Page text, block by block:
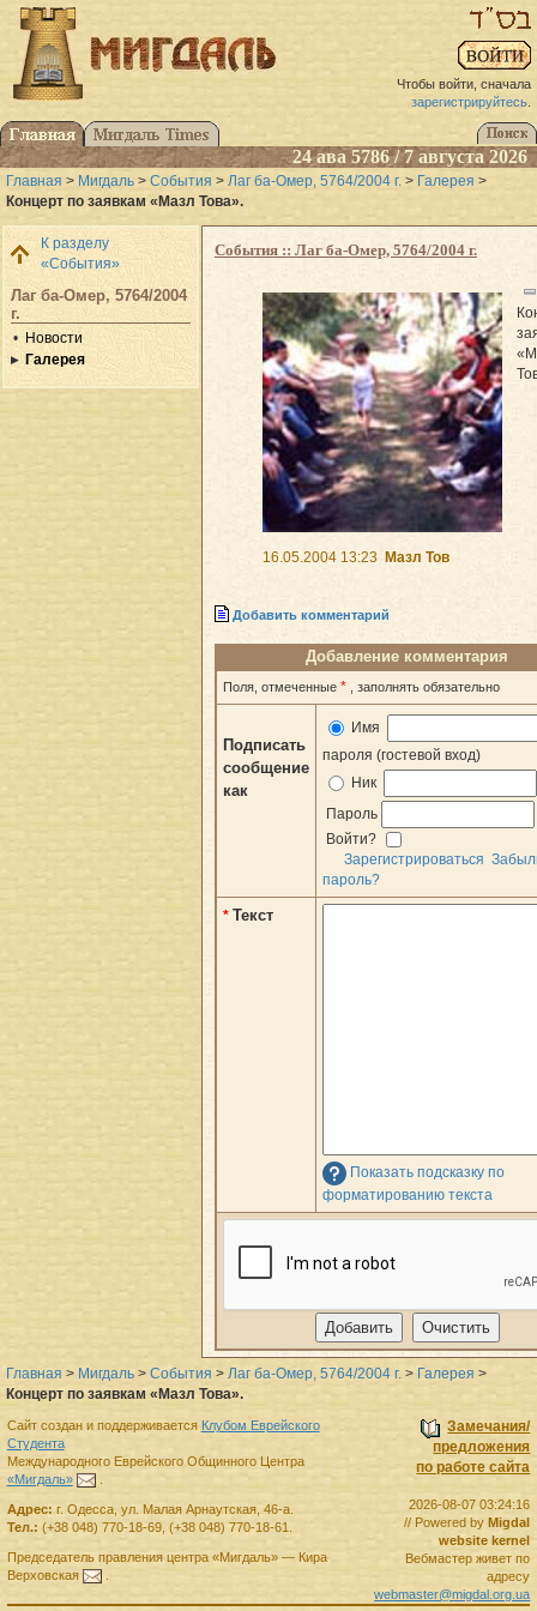
Чтобы войти, сначала
зарегистрируйтесь.
24 ава 5786 / 7 августа 2026
Главная > Мигдаль > События > Лаг ба-Омер, 5764/2004 г. > Галерея >
Концерт по заявкам «Мазл Това».
К разделу
«События»
Лаг ба-Омер, 5764/2004
г.
Новости
Галерея
События :: Лаг ба-Омер, 5764/2004 г.
16.05.2004 13:23 Мазл Тов
Добавить комментарий
Добавление комментария
Поля, отмеченные * , заполнять обязательно
Подписать
сообщение
как
Имя
пароля (гостевой вход)
Ник
Пароль
Войти?
Зарегистрироваться
пароль?
* Текст
Показать подсказку по
форматированию текста
Главная > Мигдаль > События > Лаг ба-Омер, 5764/2004 г. > Галерея >
Концерт по заявкам «Мазл Това».
Замечания/
предложения
по работе сайта
2026-08-07 03:24:16
// Powered byMigdal
website kernel
Вебмастер живет по
адресу
webmaster@migdal.org.ua
Сайт создан и поддерживается Клубом Еврейского
Студента
Международного Еврейского Общинного Центра
«Мигдаль»
.
Адрес: г. Одесса, ул. Малая Арнаутская, 46-а.
Тел.: (+38 048) 770-18-69, (+38 048) 770-18-61
Председатель правленияцентра «Мигдаль»— Кира
Верховская
.